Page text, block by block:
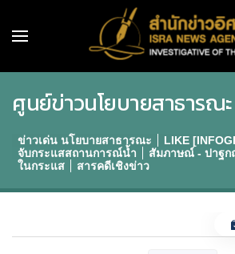
ศูนย์ข่าวนโยบายสาธารณะ
ข่าวเด่น นโยบายสาธารณะ
LIKE
จับกระแสสถานการณ์น้ำ
สัมภาษณ์ - ปาฐก
ในกระแส
สารคดีเชิงข่าว